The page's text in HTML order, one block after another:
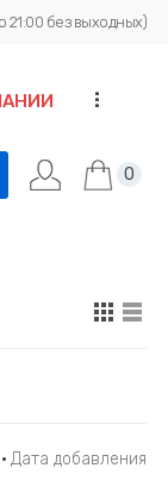
21:00 без выходных)
...
0
·Дата добавления